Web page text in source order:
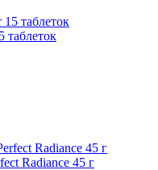
таблеток
Radiance 45 г